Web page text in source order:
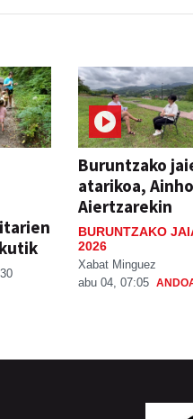
Buruntzako
atarikoa,
Aiertzarekin
BURUNTZAKO
2026
Xabat Minguez
abu 04, 07:05